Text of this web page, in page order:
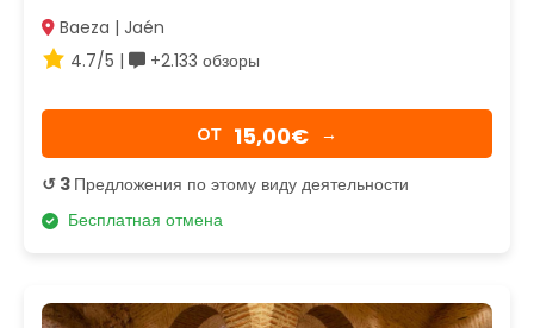
Baeza | Jaén
4.7/5 |
+2.133 обзоры
OТ 15,00€ →
↺ 3 Предложения по этому виду деятельности
Бесплатная отмена